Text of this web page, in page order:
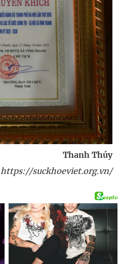
Thanh Thúy
https://suckhoeviet.org.vn/